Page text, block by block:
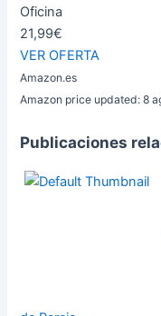
Oficina
21,99€
VER OFERTA
Amazon.es
Amazon price updated:8
Publicaciones